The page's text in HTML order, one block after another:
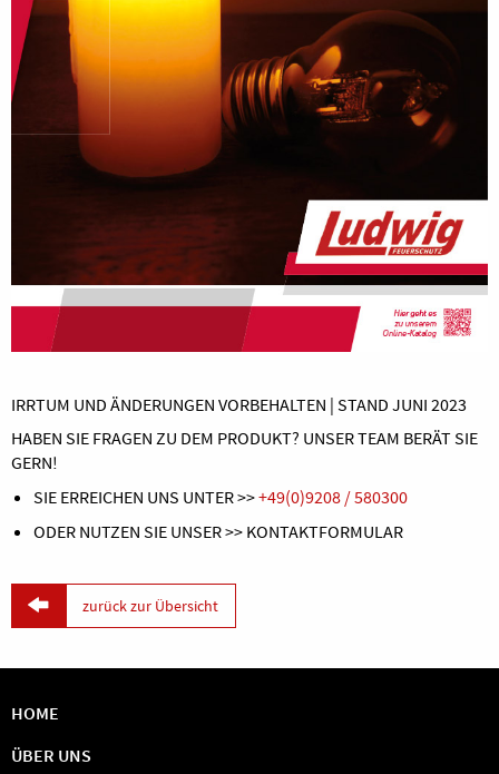
IRRTUM UND ÄNDERUNGEN VORBEHALTEN | STAND JUNI 2023
HABEN SIE FRAGEN ZU DEM PRODUKT? UNSER TEAM BERÄT SIE
GERN!
SIE ERREICHEN UNS UNTER >>+49(0)9208 / 580300
ODER NUTZEN SIE UNSER >> KONTAKTFORMULAR
 zurück zur Übersicht
HOME
ÜBER UNS